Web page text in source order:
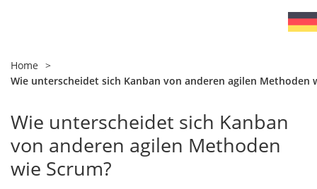
Home >
Wie unterscheidet sich Kanban von anderen agilen Methoden
Wie unterscheidet sich Kanban
von anderen agilen Methoden
wie Scrum?